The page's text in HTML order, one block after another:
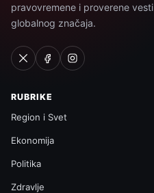
pravovremene i proverene
globalnog značaja.
RUBRIKE
Region i Svet
Ekonomija
Politika
Zdravlje